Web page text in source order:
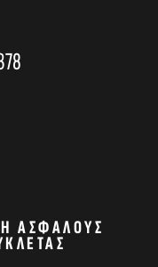
ΑΣΦΑΛΟΎΣ